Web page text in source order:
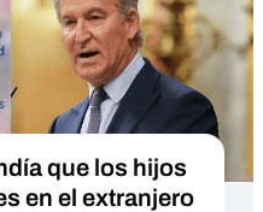
que los hijos
en el extranjero